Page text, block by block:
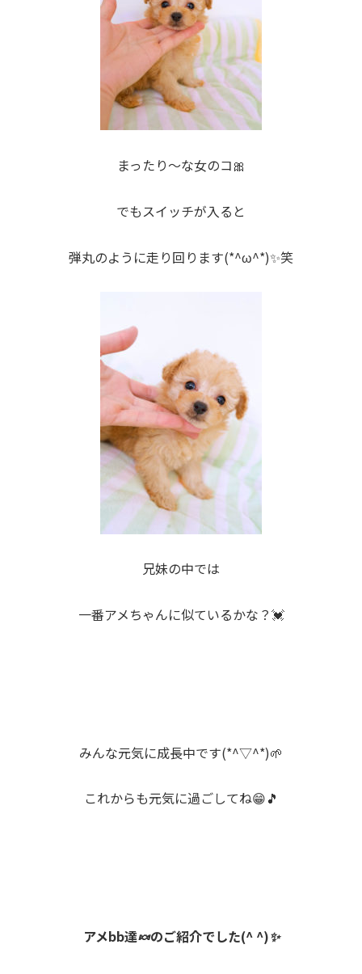
まったり〜な女のコ🎀
でもスイッチが入ると
弾丸のように走り回ります(*^ω^*)✨笑
兄妹の中では
一番アメちゃんに似ているかな？💓
みんな元気に成長中です(*^▽^*)🌱
これからも元気に過ごしてね😁🎵
アメbb達🍬のご紹介でした(^ ^)✨